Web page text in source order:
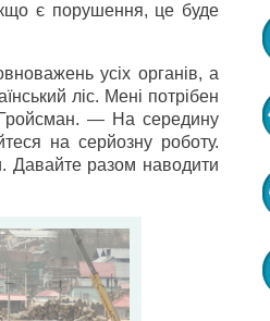
є порушення, це буде
усіх органів, а
ліс. Мені потрібен
Гройсман. — На середину
на серйозну роботу.
Давайте разом наводити